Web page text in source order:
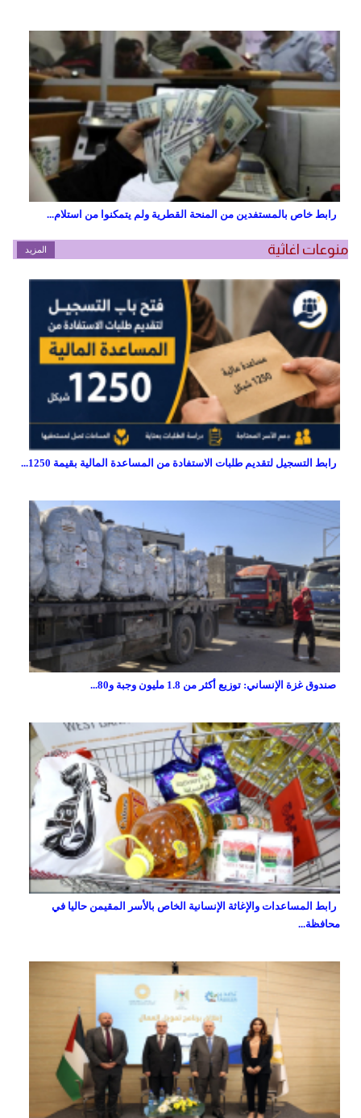
رابط خاص بالمستفدين من المنحة القطرية ولم يتمكنوا من استلام...
منوعات اغاثية المزيد
رابط التسجيل لتقديم طلبات الاستفادة من المساعدة المالية بقيمة 1250...
صندوق غزة الإنساني: توزيع أكثر من 1.8 مليون وجبة و80...
رابط المساعدات والإغاثة الإنسانية الخاص بالأسر المقيمن حاليا في
محافظة...